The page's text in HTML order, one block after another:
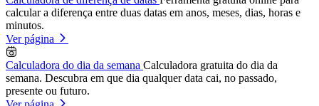
calcular a diferença entre duas datas em anos, meses, dias, horas e
minutos.
Ver página
Calculadora do dia da semana Calculadora gratuita do dia da
semana. Descubra em que dia qualquer data cai, no passado,
presente ou futuro.